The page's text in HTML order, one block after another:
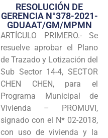
Transparencia
Seguridad
Programas
Intranet
RESOLUCIÓN DE
GERENCIA N°378-2021-
GDUAAT/GM/MPMN
ARTÍCULO PRIMERO.- Se
resuelve aprobar el Plano
de Trazado y Lotización del
Sub Sector 14-4, SECTOR
CHEN CHEN, para el
Programa Municipal de
Vivienda – PROMUVI,
signado con el N* 02-2018,
con uso de vivienda y la